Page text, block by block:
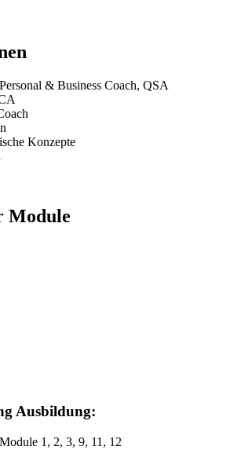
& Business Coach, QSA
Konzepte
Module
Ausbildung:
1, 2, 3, 9, 11, 12